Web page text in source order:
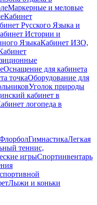
Маркерные и меловые
Кабинет
Русского Языка и
Истории и
ЯзыкаКабинет ИЗО,
Оснащение для кабинета
точкаОборудование для
Уголок природы
кабинет в
логопеда в
ГимнастикаЛегкая
теннис,
игрыСпортинвентарь
Лыжи и коньки